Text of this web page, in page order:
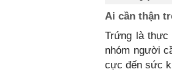
Ai cần thận
Trứng là thực
nhóm người
cực đến sức